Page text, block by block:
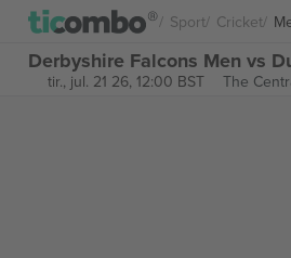
Sport Cricket
Derbyshire Falcons Men vs
tir., jul. 21 26, 12:00 BST The